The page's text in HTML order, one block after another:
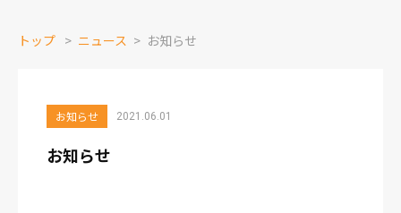
トップ ニュース お知らせ
お知らせ 2021.06.01
お知らせ